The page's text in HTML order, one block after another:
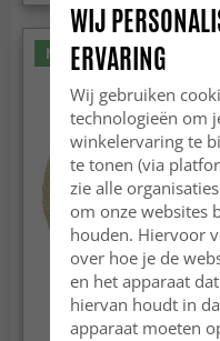
Nieuw
WIJ
ERVARING
Wij gebruiken
technologieën om
winkelervaring te
te tonen (via
zie alle
om onze websites
houden. Hiervoor
over hoe je de
en het apparaat
hiervan houdt in
apparaat moeten